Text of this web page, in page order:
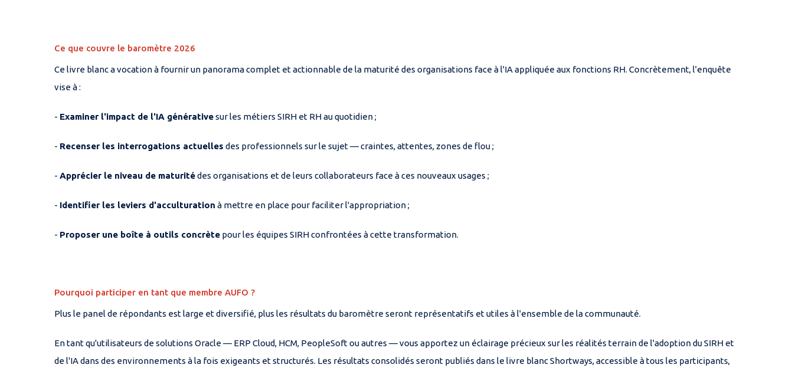
Ce que couvre le baromètre 2026
Ce livre blanc a vocation à fournir un panorama complet et actionnable de la maturité des organisations face à l'IA appliquée aux fonctions RH. Concrètement, l'enquête
vise à :
- Examiner l'impact de l'IA générativesur les métiers SIRH et RH au quotidien ;
- Recenser les interrogations actuelles des professionnels sur le sujet — craintes, attentes, zones de flou ;
- Apprécier le niveau de maturitédes organisations et de leurs collaborateurs face à ces nouveaux usages ;
- Identifier les leviers d'acculturation à mettre en place pour faciliter l'appropriation ;
- Proposer une boîte à outils concrète pour les équipes SIRH confrontées à cette transformation.
Pourquoi participer en tant que membre AUFO ?
Plus le panel de répondants est large et diversifié, plus les résultats du baromètre seront représentatifs et utiles à l'ensemble de la communauté.
En tant qu'utilisateurs de solutions Oracle — ERP Cloud, HCM, PeopleSoft ou autres — vous apportez un éclairage précieux sur les réalités terrain de l'adoption du SIRH et
de l'IA dans des environnements à la fois exigeants et structurés. Les résultats consolidés seront publiés dans le livre blanc Shortways, accessible à tous les participants,